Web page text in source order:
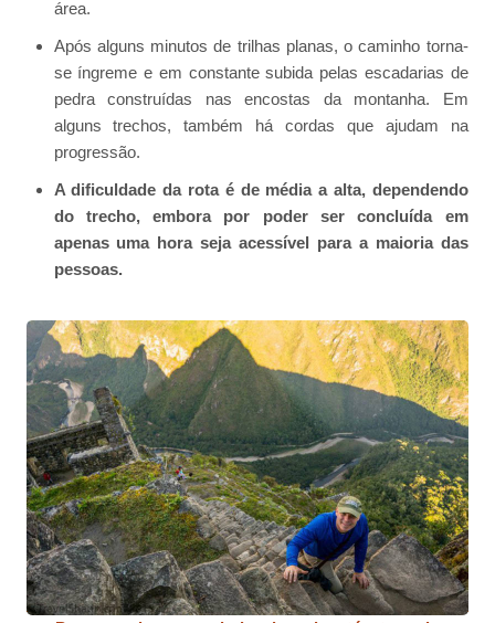
área.
Após alguns minutos de trilhas planas, o caminho torna-
se íngreme e em constante subida pelas escadarias de
pedra construídas nas encostas da montanha. Em
alguns trechos, também há cordas que ajudam na
progressão.
A dificuldade da rota é de média a alta, dependendo
do trecho, embora por poder ser concluída em
apenas uma hora seja acessível para a maioria das
pessoas.